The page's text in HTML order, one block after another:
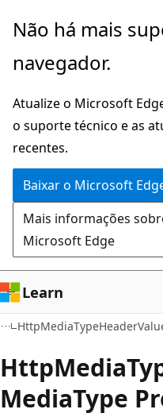
Pular
o
principal
Ignore
passe
a
navegação
na
página
Não há mais
navegador.
Atualize o Microsoft
o suporte técnico e as
recentes.
Baixar o Microsoft
Mais informações
Microsoft Edge
Learn
HttpMedia
MediaType